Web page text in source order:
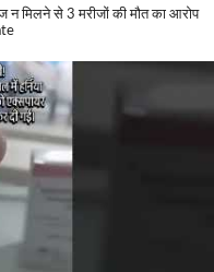
न मिलने से 3 मरीजों की मौत का आरोप